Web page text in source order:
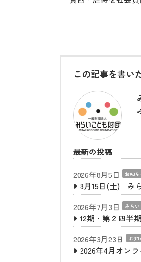
この記事を書い
最新の投稿
2026年8月5日
お知ら
8月15日(土) み
2026年7月3日
みら
12期・第２四半
2026年3月23日
お知
2026年4月オン